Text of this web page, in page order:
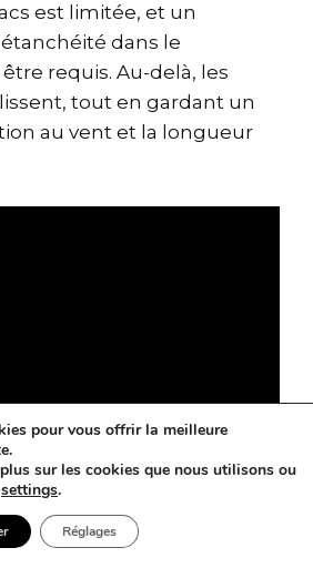
est limitée, et un
dans le
requis. Au-delà, les
tout en gardant un
au vent et la longueur
réussite : une exécution
expérimenté. Le
à condition de
C’est ce qui garantit une
pour vous offrir la meilleure
sur les cookies que nous utilisons ou
settings.
Réglages